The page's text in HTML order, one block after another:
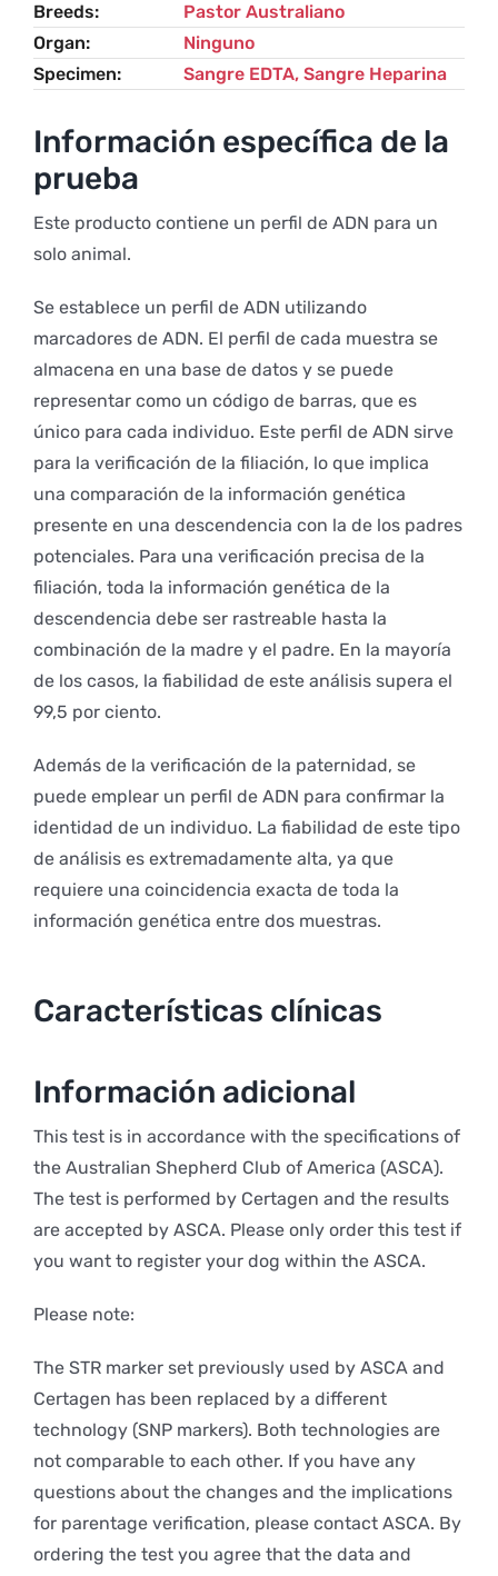
cantidad
Breeds
Pastor Australiano
Organ
Ninguno
Specimen
Sangre EDTA, Sangre Heparina
Información específica de la
prueba
Este producto contiene un perfil de ADN para un
solo animal.
Se establece un perfil de ADN utilizando
marcadores de ADN. El perfil de cada muestra se
almacena en una base de datos y se puede
representar como un código de barras, que es
único para cada individuo. Este perfil de ADN sirve
para la verificación de la filiación, lo que implica
una comparación de la información genética
presente en una descendencia con la de los padres
potenciales. Para una verificación precisa de la
filiación, toda la información genética de la
descendencia debe ser rastreable hasta la
combinación de la madre y el padre. En la mayoría
de los casos, la fiabilidad de este análisis supera el
99,5 por ciento.
Además de la verificación de la paternidad, se
puede emplear un perfil de ADN para confirmar la
identidad de un individuo. La fiabilidad de este tipo
de análisis es extremadamente alta, ya que
requiere una coincidencia exacta de toda la
información genética entre dos muestras.
Características clínicas
Información adicional
This test is in accordance with the specifications of
the Australian Shepherd Club of America (ASCA).
The test is performed by Certagen and the results
are accepted by ASCA. Please only order this test if
you want to register your dog within the ASCA.
Please note:
The STR marker set previously used by ASCA and
Certagen has been replaced by a different
technology (SNP markers). Both technologies are
not comparable to each other. If you have any
questions about the changes and the implications
for parentage verification, please contact ASCA. By
ordering the test you agree that the data and